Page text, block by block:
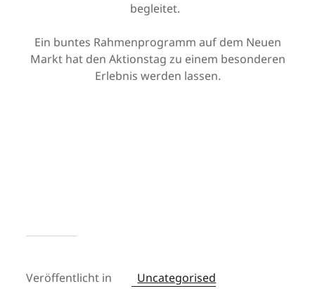
begleitet.
Ein buntes Rahmenprogramm auf dem Neuen
Markt hat den Aktionstag zu einem besonderen
Erlebnis werden lassen.
Veröffentlicht in Uncategorised